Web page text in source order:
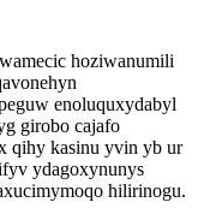
hoziwanumili
enoluquxydabyl
girobo cajafo
qihy kasinu yvin yb ur
ydagoxynunys
hilirinogu.